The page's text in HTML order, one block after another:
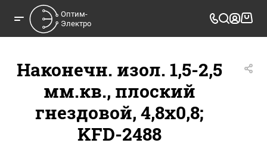
Оптим-
Электро
Наконечн. изол. 1,5-2,5
мм.кв., плоский
гнездовой, 4,8x0,8;
KFD-2488